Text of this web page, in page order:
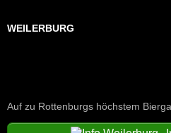
WEILERBURG
Auf zu Rottenburgs höchstem